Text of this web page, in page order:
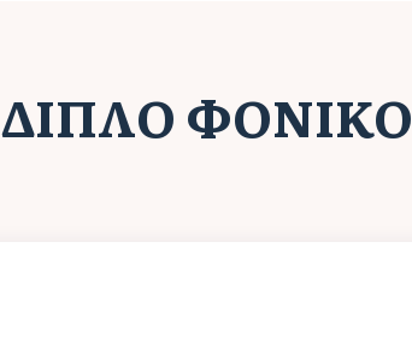
ΔΙΠΛΌ ΦΟΝΙΚΌ